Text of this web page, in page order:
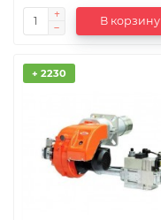
В корзину
+ 2230